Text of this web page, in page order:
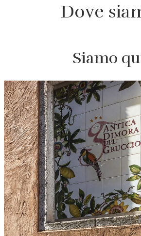
Dove
Siamo